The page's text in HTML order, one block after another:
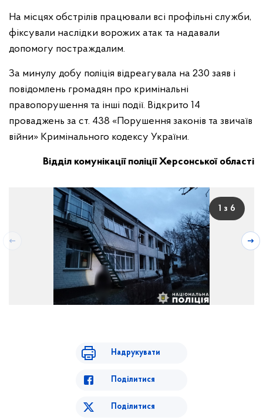
На місцях обстрілів працювали всі профільні служби,
фіксували наслідки ворожих атак та надавали
допомогу постраждалим.
За минулу добу поліція відреагувала на 230 заяв і
повідомлень громадян про кримінальні
правопорушення та інші події. Відкрито 14
проваджень за ст. 438 «Порушення законів та звичаїв
війни» Кримінального кодексу України.
Відділ комунікації поліції Херсонської області
1 з 6
Надрукувати
Поділитися
Поділитися